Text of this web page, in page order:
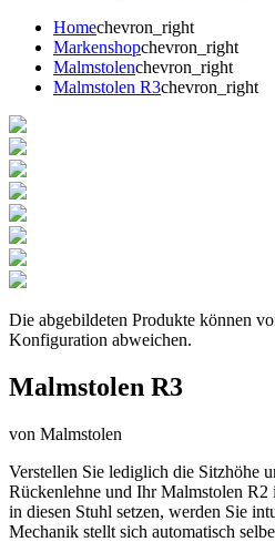
Homechevron_right
Markenshopchevron_right
Malmstolenchevron_right
Malmstolen R3chevron_right
Die abgebildeten Produkte können
Konfiguration abweichen.
Malmstolen R3
von Malmstolen
Verstellen Sie lediglich die Sitzhöhe
Rückenlehne und Ihr Malmstolen R2
in diesen Stuhl setzen, werden Sie
Mechanik stellt sich automatisch